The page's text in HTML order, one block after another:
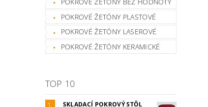
POKROVÉ ŽETÓNY PLASTOVÉ
POKROVÉ ŽETÓNY LASEROVÉ
POKROVÉ ŽETÓNY KERAMICKÉ
TOP 10
SKLADACÍ POKROVÝ STÔL